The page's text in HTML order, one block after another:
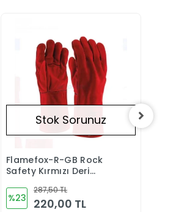
Stokta Yok
Stok Sorunuz
Flamefox-R-GB Rock
Safety Kırmızı Deri
%23
287,50 TL
220,00 TL